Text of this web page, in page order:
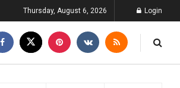
Thursday, August 6, 2026 Login